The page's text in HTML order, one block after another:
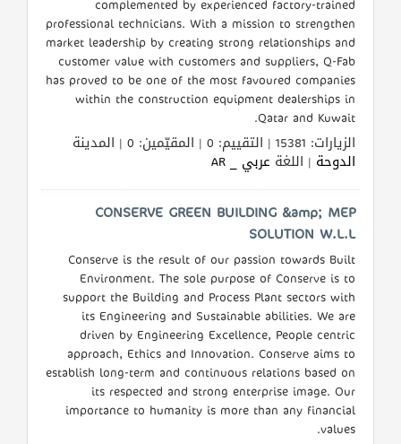
professional technicians. With a mission to strengthen
market leadership by creating strong relationships and
customer value with customers and suppliers, Q-Fab
has proved to be one of the most favoured companies
within the construction equipment dealerships in
Qatar and Kuwait.
الزيارات: 15381 | التقييم: 0 | المقيّمين: 0 | المدينة
الدوحة | اللغة عربي _ AR
CONSERVE GREEN BUILDING &amp; MEP
SOLUTION W.L.L
Conserve is the result of our passion towards Built
Environment. The sole purpose of Conserve is to
support the Building and Process Plant sectors with
its Engineering and Sustainable abilities. We are
driven by Engineering Excellence, People centric
approach, Ethics and Innovation. Conserve aims to
establish long-term and continuous relations based on
its respected and strong enterprise image. Our
importance to humanity is more than any financial
values.